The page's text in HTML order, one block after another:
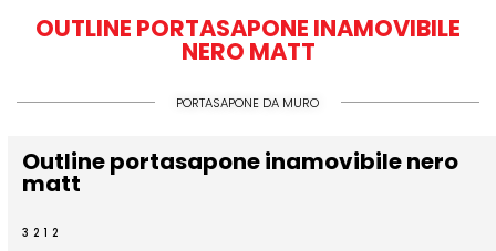
OUTLINE PORTASAPONE INAMOVIBILE
NERO MATT
PORTASAPONE DA MURO
Outline portasapone inamovibile nero
matt
3212